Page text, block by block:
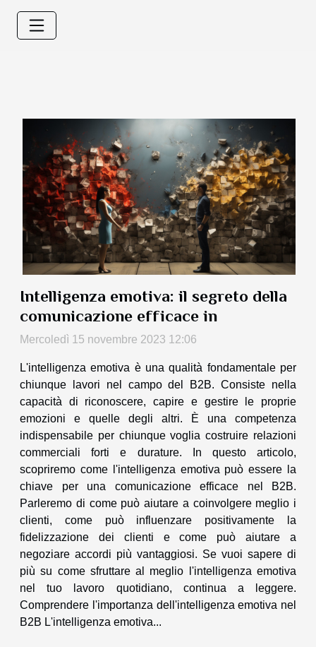
Intelligenza emotiva: il segreto della
comunicazione efficace in
Mercoledì 15 novembre 2023 12:06
L'intelligenza emotiva è una qualità fondamentale per
chiunque lavori nel campo del B2B. Consiste nella
capacità di riconoscere, capire e gestire le proprie
emozioni e quelle degli altri. È una competenza
indispensabile per chiunque voglia costruire relazioni
commerciali forti e durature. In questo articolo,
scopriremo come l'intelligenza emotiva può essere la
chiave per una comunicazione efficace nel B2B.
Parleremo di come può aiutare a coinvolgere meglio i
clienti, come può influenzare positivamente la
fidelizzazione dei clienti e come può aiutare a
negoziare accordi più vantaggiosi. Se vuoi sapere di
più su come sfruttare al meglio l'intelligenza emotiva
nel tuo lavoro quotidiano, continua a leggere.
Comprendere l'importanza dell'intelligenza emotiva nel
B2B L'intelligenza emotiva...